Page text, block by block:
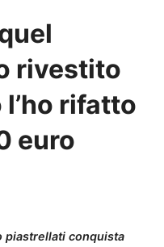
rivestito
rifatto
euro
piastrellati conquista